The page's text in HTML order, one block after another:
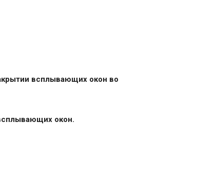
всплывающих окон во
окон.